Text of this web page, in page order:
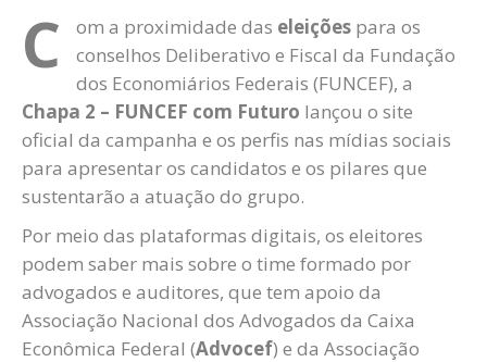
C om a proximidade das eleições para os
conselhos Deliberativo e Fiscal da Fundação
dos Economiários Federais (FUNCEF), a
Chapa 2 – FUNCEF com Futuro lançou o site
oficial da campanha e os perfis nas mídias sociais
para apresentar os candidatos e os pilares que
sustentarão a atuação do grupo.
Por meio das plataformas digitais, os eleitores
podem saber mais sobre o time formado por
advogados e auditores, que tem apoio da
Associação Nacional dos Advogados da Caixa
Econômica Federal (Advocef) e da Associação